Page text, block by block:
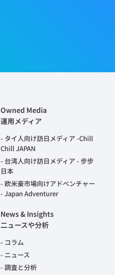
Owned Media
運用メディア
タイ人向け訪日メディア -Chill
Chill JAPAN
台湾人向け訪日メディア - 步步
日本
欧米豪市場向けアドベンチャー
- Japan Adventurer
News & Insights
二ュースや分析
コラム
ニュース
調査と分析